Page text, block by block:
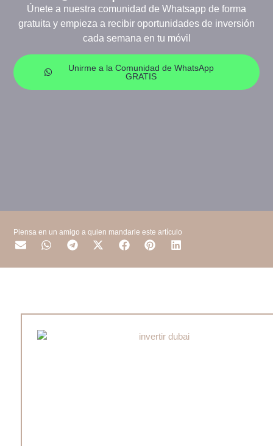
Únete a nuestra comunidad de Whatsapp de forma
gratuita y empieza a recibir oportunidades de inversión
cada semana en tu móvil
Unirme a la Comunidad de WhatsApp
GRATIS
Piensa en un amigo a quien mandarle este artículo